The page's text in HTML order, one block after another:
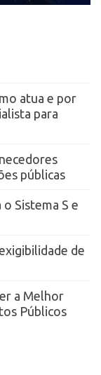
atua e por
para
públicas
Sistema S e
de
a Melhor
Públicos